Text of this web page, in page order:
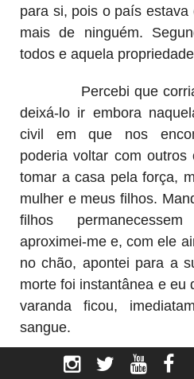
para si, pois o país
mais de ninguém.
todos e aquela
Percebi que corria
deixá-lo ir embora
civil em que nos
poderia voltar com outros
tomar a casa pela força,
mulher e meus filhos.
filhos
aproximei-me e, com ele
no chão, apontei para a
morte foi instantânea e eu
varanda ficou,
sangue.
Arrastei o corpo dele,